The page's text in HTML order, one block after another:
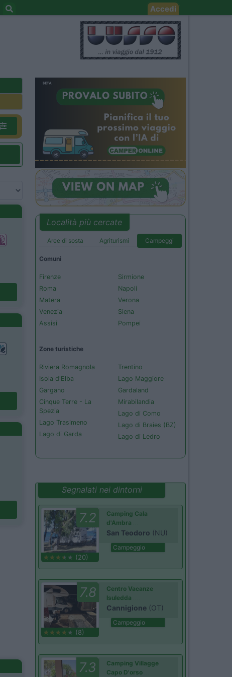
Accedi
Località più cercate
Aree di sosta Agriturismi Campeggi
Comuni
Firenze
Roma
Matera
Venezia
Assisi
Sirmione
Napoli
Verona
Siena
Pompei
Zone turistiche
Riviera Romagnola
Isola d'Elba
Gargano
Cinque Terre - La
Spezia
Lago Trasimeno
Lago di Garda
Trentino
Lago Maggiore
Gardaland
Mirabilandia
Lago di Como
Lago di Braies (BZ)
Lago di Ledro
Segnalati nei dintorni
7.2
(20)
Camping Cala
d'Ambra
San Teodoro (NU)
Campeggio
7.8
(8)
Centro Vacanze
Isuledda
Cannigione (OT)
Campeggio
7.3
Camping Villagge
Capo D'orso